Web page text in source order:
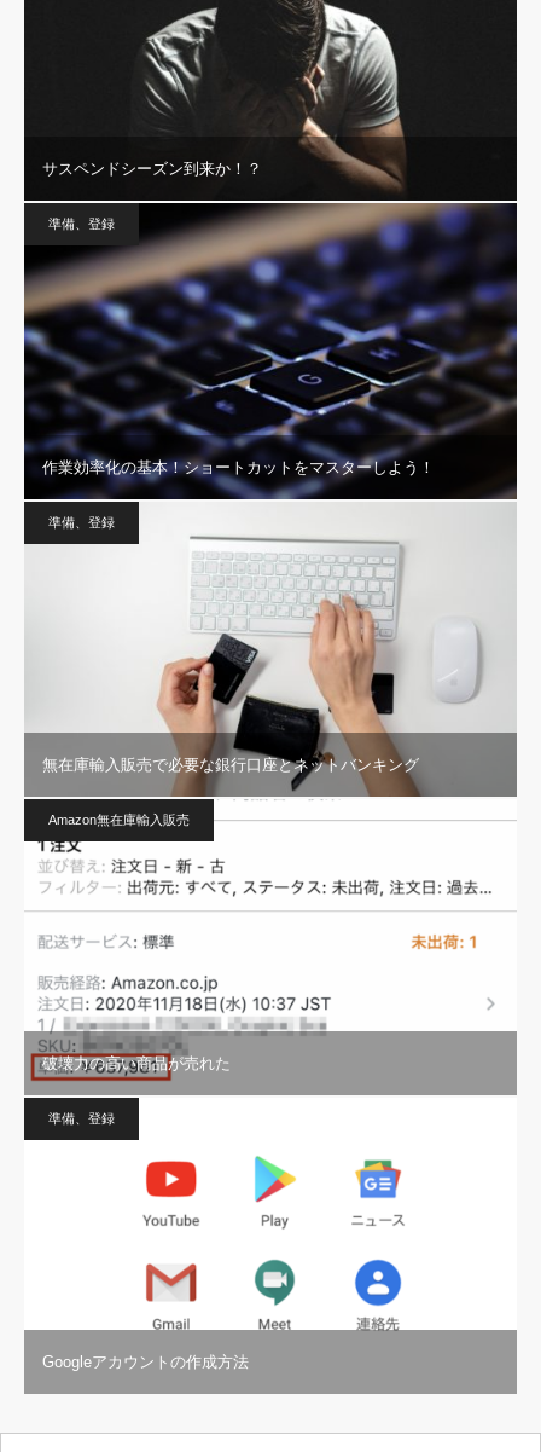
サスペンドシーズン到来か！？
準備、登録
作業効率化の基本！ショートカットをマスターしよう！
準備、登録
無在庫輸入販売で必要な銀行口座とネットバンキング
Amazon無在庫輸入販売
破壊力の高い商品が売れた
準備、登録
Googleアカウントの作成方法